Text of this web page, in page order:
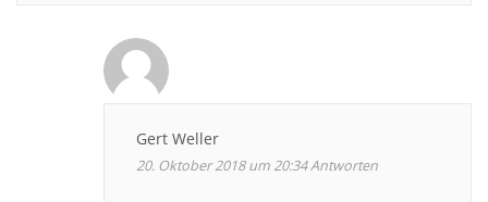
Gert Weller
20. Oktober 2018 um 20:34Antworten